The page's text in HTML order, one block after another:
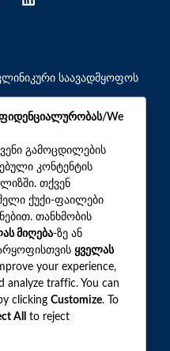
საავადმყოფოს
უფლება დაცულია
პროფილები
We
გამოცდილების
კონტენტის
თქვენ
ქუქი-ფაილები
თანხმობის
მიღება-ზე ან
ყველას
your experience,
analyze traffic. You can
clicking Customize. To
All
to reject